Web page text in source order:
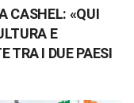
CASHEL: «QUI
E
TRA I DUE PAESI